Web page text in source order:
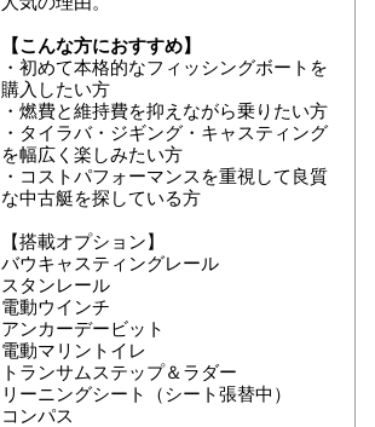
【こんな方におすすめ】
・初めて本格的なフィッシングボートを
購入したい方
・燃費と維持費を抑えながら乗りたい方
・タイラバ・ジギング・キャスティング
を幅広く楽しみたい方
・コストパフォーマンスを重視して良質
な中古艇を探している方
【搭載オプション】
バウキャスティングレール
スタンレール
電動ウインチ
アンカーデービット
電動マリントイレ
トランサムステップ＆ラダー
リーニングシート（シート張替中）
コンパス